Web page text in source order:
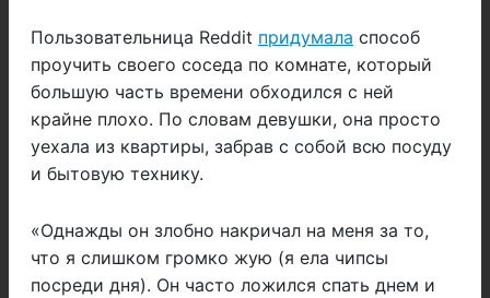
Пользовательница Reddit придумала способ
проучить своего соседа по комнате, который
большую часть времени обходился с ней
крайне плохо. По словам девушки, она просто
уехала из квартиры, забрав с собой всю посуду
и бытовую технику.
«Однажды он злобно накричал на меня за то,
что я слишком громко жую (я ела чипсы
посреди дня). Он часто ложился спать днем и